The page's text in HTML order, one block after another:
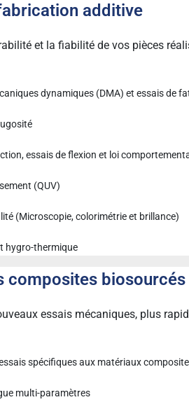
additive
et la fiabilité de vos pièces
dynamiques (DMA) et essais de
essais de flexion et loi
(QUV)
(Microscopie, colorimétrie et brillance)
hygro-thermique
composites biosourcés
essais mécaniques, plus
spécifiques aux matériaux
multi-paramètres